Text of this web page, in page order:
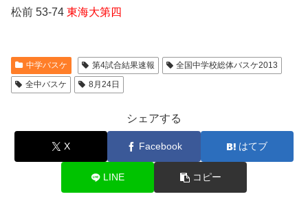
松前 53-74 東海大第四
中学バスケ 第4試合結果速報
全国中学校総体バスケ2013
全中バスケ
8月24日
シェアする
X Facebook はてブ
LINE コピー